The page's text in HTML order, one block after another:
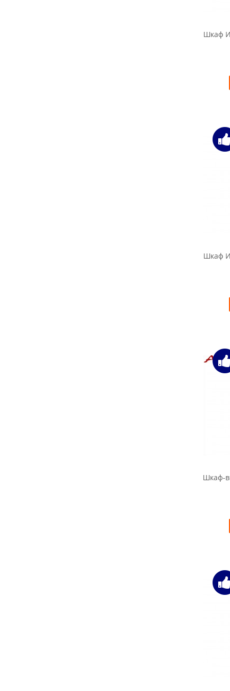
Шкаф
Шкаф
Шкаф-